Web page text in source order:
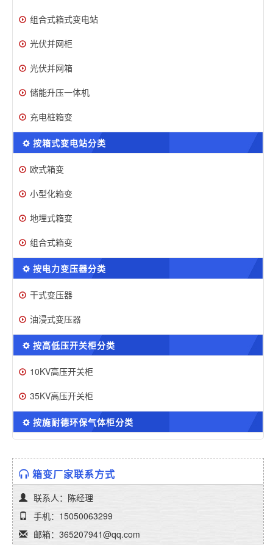
组合式箱式变电站
光伏并网柜
光伏并网箱
储能升压一体机
充电桩箱变
按箱式变电站分类
欧式箱变
小型化箱变
地埋式箱变
组合式箱变
按电力变压器分类
干式变压器
油浸式变压器
按高低压开关柜分类
10KV高压开关柜
35KV高压开关柜
按施耐德环保气体柜分类
箱变厂家联系方式
联系人：陈经理
手机：15050063299
邮箱：365207941@qq.com